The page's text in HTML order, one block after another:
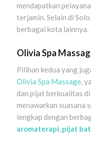
mendapatkan
terjamin. Selain di
berbagai kota lainnya.
Olivia Spa
Pilihan kedua yang
Olivia Spa Massage,
dan pijat berkualitas
menawarkan suasana
lengkap dengan
aromaterapi, pijat